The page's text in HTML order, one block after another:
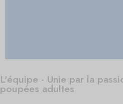
L'équipe - Unie par la
poupées adultes